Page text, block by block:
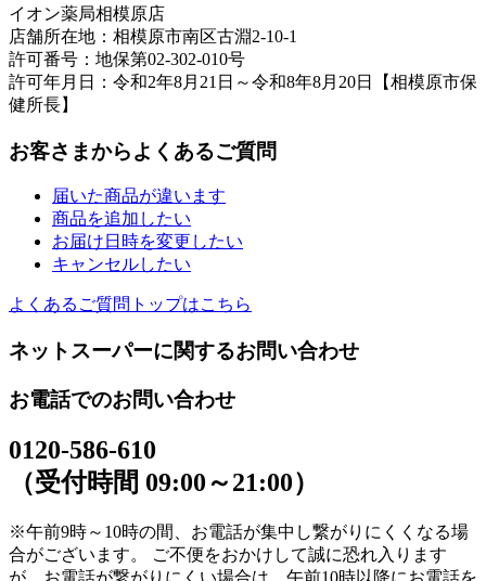
イオン薬局相模原店
店舗所在地：相模原市南区古淵2-10-1
許可番号：地保第02-302-010号
許可年月日：令和2年8月21日～令和8年8月20日【相模原市保
健所長】
お客さまからよくあるご質問
届いた商品が違います
商品を追加したい
お届け日時を変更したい
キャンセルしたい
よくあるご質問トップはこちら
ネットスーパーに関するお問い合わせ
お電話でのお問い合わせ
0120-586-610
（受付時間 09:00～21:00）
※午前9時～10時の間、お電話が集中し繋がりにくくなる場
合がございます。 ご不便をおかけして誠に恐れ入ります
が、お電話が繋がりにくい場合は、午前10時以降にお電話を